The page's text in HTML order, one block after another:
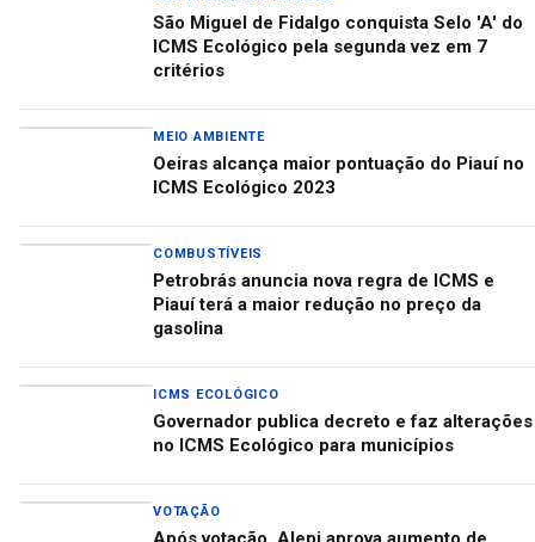
São Miguel de Fidalgo conquista Selo 'A' do
ICMS Ecológico pela segunda vez em 7
critérios
MEIO AMBIENTE
Oeiras alcança maior pontuação do Piauí no
ICMS Ecológico 2023
COMBUSTÍVEIS
Petrobrás anuncia nova regra de ICMS e
Piauí terá a maior redução no preço da
gasolina
ICMS ECOLÓGICO
Governador publica decreto e faz alterações
no ICMS Ecológico para municípios
VOTAÇÃO